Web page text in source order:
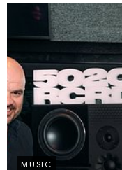
exitosas, mostrando
MUSIC